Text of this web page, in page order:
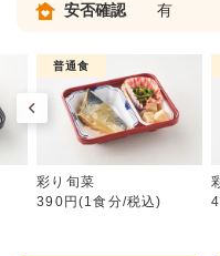
安否確認 有
普通食
彩り旬菜
390円(1食分/税込)